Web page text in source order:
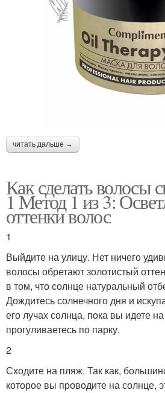
читать дальше →
Как сделать волосы
1 Метод 1 из 3:
оттенки волос
1
Выйдите на улицу. Нет ничего
волосы обретают золотистый
в том, что солнце натуральный
Дождитесь солнечного дня и
его лучах солнца, пока вы идете
прогуливаетесь по парку.
2
Сходите на пляж. Так как,
которое вы проводите на солнце,